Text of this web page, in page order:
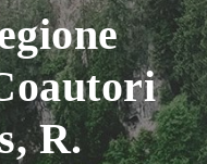
R.